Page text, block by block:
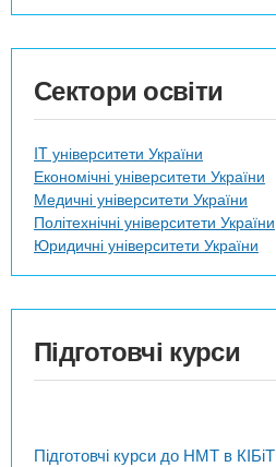
Сектори освіти
IT університети України
Економічні університети України
Медичні університети України
Політехнічні університети України
Юридичні університети України
Підготовчі курси
Підготовчі курси до НМТ в КІБіТ